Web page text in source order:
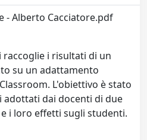
- Alberto Cacciatore.pdf
raccoglie i risultati di un
su un adattamento
L'obiettivo è stato
dai docenti di due
i loro effetti sugli studenti.